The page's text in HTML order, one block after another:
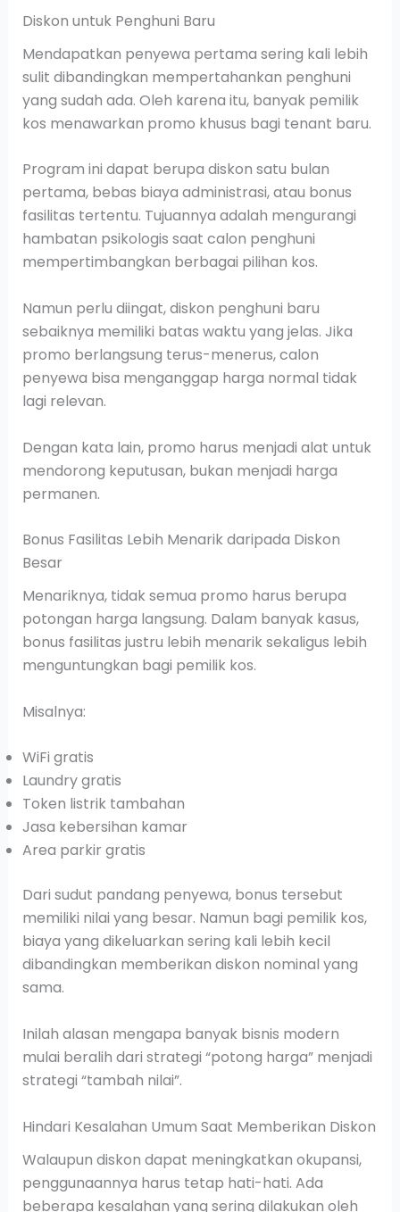
Diskon untuk Penghuni Baru
Mendapatkan penyewa pertama sering kali lebih
sulit dibandingkan mempertahankan penghuni
yang sudah ada. Oleh karena itu, banyak pemilik
kos menawarkan promo khusus bagi tenant baru.
Program ini dapat berupa diskon satu bulan
pertama, bebas biaya administrasi, atau bonus
fasilitas tertentu. Tujuannya adalah mengurangi
hambatan psikologis saat calon penghuni
mempertimbangkan berbagai pilihan kos.
Namun perlu diingat, diskon penghuni baru
sebaiknya memiliki batas waktu yang jelas. Jika
promo berlangsung terus-menerus, calon
penyewa bisa menganggap harga normal tidak
lagi relevan.
Dengan kata lain, promo harus menjadi alat untuk
mendorong keputusan, bukan menjadi harga
permanen.
Bonus Fasilitas Lebih Menarik daripada Diskon
Besar
Menariknya, tidak semua promo harus berupa
potongan harga langsung. Dalam banyak kasus,
bonus fasilitas justru lebih menarik sekaligus lebih
menguntungkan bagi pemilik kos.
Misalnya:
WiFi gratis
Laundry gratis
Token listrik tambahan
Jasa kebersihan kamar
Area parkir gratis
Dari sudut pandang penyewa, bonus tersebut
memiliki nilai yang besar. Namun bagi pemilik kos,
biaya yang dikeluarkan sering kali lebih kecil
dibandingkan memberikan diskon nominal yang
sama.
Inilah alasan mengapa banyak bisnis modern
mulai beralih dari strategi “potong harga” menjadi
strategi “tambah nilai”.
Hindari Kesalahan Umum Saat Memberikan Diskon
Walaupun diskon dapat meningkatkan okupansi,
penggunaannya harus tetap hati-hati. Ada
beberapa kesalahan yang sering dilakukan oleh